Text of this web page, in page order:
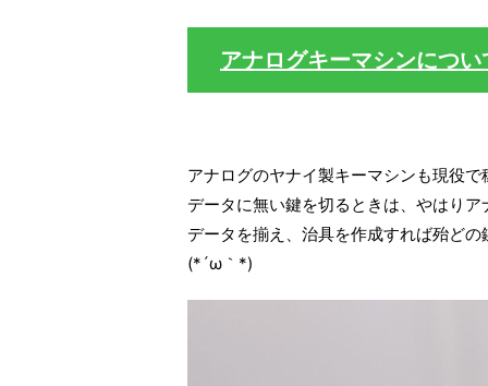
アナログキーマシンについ
アナログのヤナイ製キーマシンも現役
データに無い鍵を切るときは、やはりア
データを揃え、治具を作成すれば殆ど
(*´ω｀*)